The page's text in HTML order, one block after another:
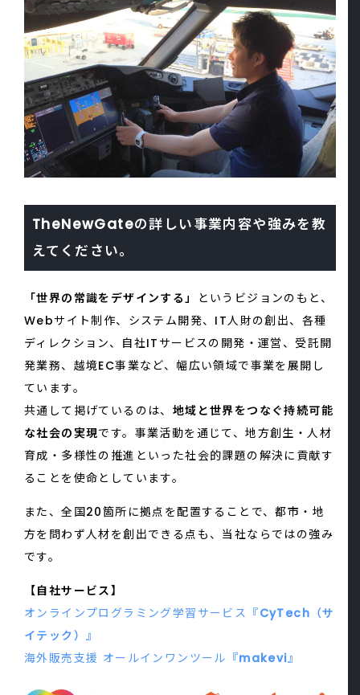
TheNewGateの詳しい事業内容や強みを教
えてください。
「世界の常識をデザインする」
というビジョンのもと、
Webサイト制作、システム開発、IT人財の創出、各種
ディレクション、自社ITサービスの開発・運営、受託開
発業務、越境EC事業など、幅広い領域で事業を展開し
ています。
共通して掲げているのは、 地域と世界をつなぐ持続可能
な社会の実現です。事業活動を通じて、地方創生・人材
育成・多様性の推進といった社会的課題の解決に貢献す
ることを使命としています。
また、全国20箇所に拠点を配置することで、都市・地
方を問わず人材を創出できる点も、当社ならではの強み
です。
【自社サービス】
オンラインプログラミング学習サービス 『CyTech（サ
イテック）』
海外販売支援 オールインワンツール 『makevi』